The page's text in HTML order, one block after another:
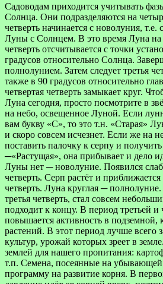
Садоводам приходится учитывать
Солнца. Они подразделяются на
четверть начинается с новолуния,
Луны с Солнцем. В это время Луна на
четверть отсчитывается с точки
градусов относительно Солнца.
полнолунием. Затем следует третья
также в 90 градусов относительно
четвертая четверть замыкает круг.
Луна сегодня, просто посмотрите в
на небо, освещенное Луной. Если
вам букву «С», то это т.н. «Старая»
и скоро совсем исчезнет. Если же на
поставить палочку к серпу и
─«Растущая», она прибывает и дело
Луны нет ─ новолуние. Появился
четверть. Серп растёт и
четверть. Луна круглая ─
третья четверть, стал совсем
подходит к концу. В период третьей и
повышается активность в подземной,
растений. В этот период лучше всего
культур, урожай которых зреет в
землей для нашего пропитания:
т.п. Семена, посеянные на
программу на развитие корня. В